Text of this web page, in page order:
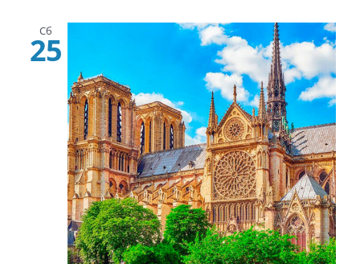
Сб
25